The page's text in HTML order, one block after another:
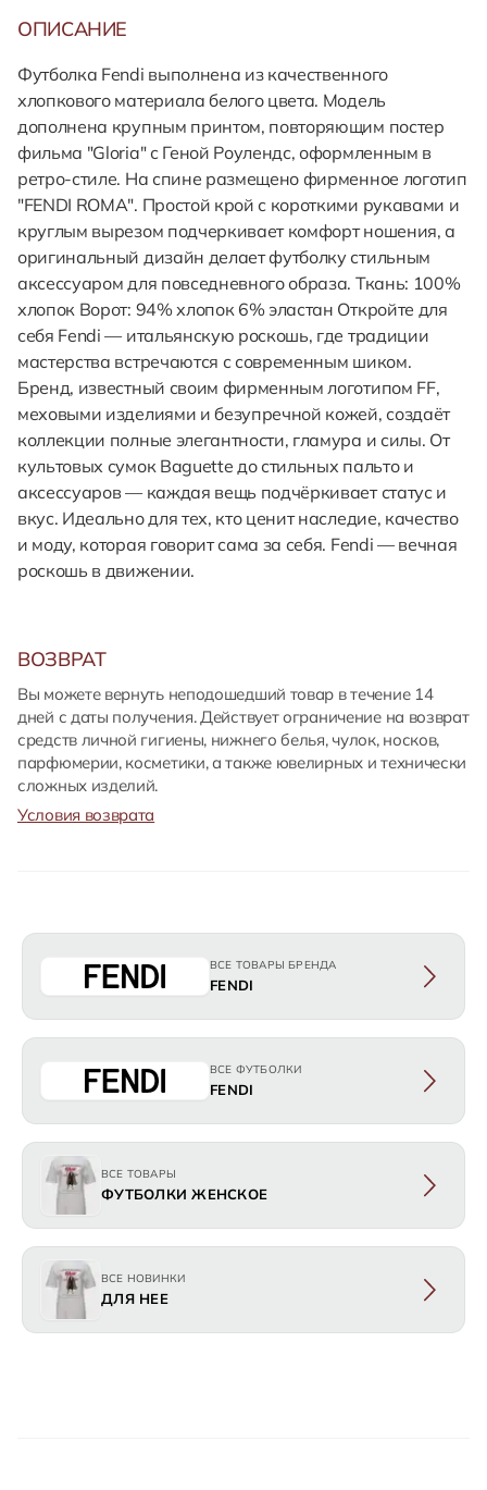
ОПИСАНИЕ
Футболка Fendi выполнена из качественного
хлопкового материала белого цвета. Модель
дополнена крупным принтом, повторяющим постер
фильма "Gloria" с Геной Роулендс, оформленным в
ретро-стиле. На спине размещено фирменное логотип
"FENDI ROMA". Простой крой с короткими рукавами и
круглым вырезом подчеркивает комфорт ношения, а
оригинальный дизайн делает футболку стильным
аксессуаром для повседневного образа. Ткань: 100%
хлопок Ворот: 94% хлопок 6% эластан Откройте для
себя Fendi — итальянскую роскошь, где традиции
мастерства встречаются с современным шиком.
Бренд, известный своим фирменным логотипом FF,
меховыми изделиями и безупречной кожей, создаёт
коллекции полные элегантности, гламура и силы. От
культовых сумок Baguette до стильных пальто и
аксессуаров — каждая вещь подчёркивает статус и
вкус. Идеально для тех, кто ценит наследие, качество
и моду, которая говорит сама за себя. Fendi — вечная
роскошь в движении.
ВОЗВРАТ
Вы можете вернуть неподошедший товар в течение 14
дней с даты получения. Действует ограничение на возврат
средств личной гигиены, нижнего белья, чулок, носков,
парфюмерии, косметики, а также ювелирных и технически
сложных изделий.
Условия возврата
ВСЕ ТОВАРЫ БРЕНДА
FENDI
ВСЕ ФУТБОЛКИ
FENDI
ВСЕ ТОВАРЫ
ФУТБОЛКИ ЖЕНСКОЕ
ВСЕ НОВИНКИ
ДЛЯ НЕЕ